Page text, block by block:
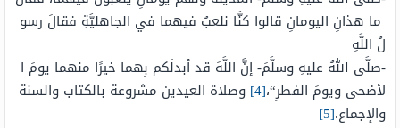
ما هذانِ اليومانِ قالوا كنَّا نلعبُ فيهما في الجاهليَّةِ فقالَ رسو
لُ اللَّهِ
-صلَّى اللهُ عليهِ وسلَّمَ-إنَّ اللَّهَ قدأبدلَكم بِهما خيرًا منهما يومَ ا
لأضحى ويومَ الفطرِ“،[4]
وصلاة العيدين مشروعة بالكتاب والسنة
والإجماع.[5]